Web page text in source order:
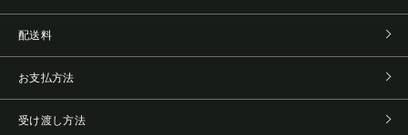
配送料
お支払方法
受け渡し方法